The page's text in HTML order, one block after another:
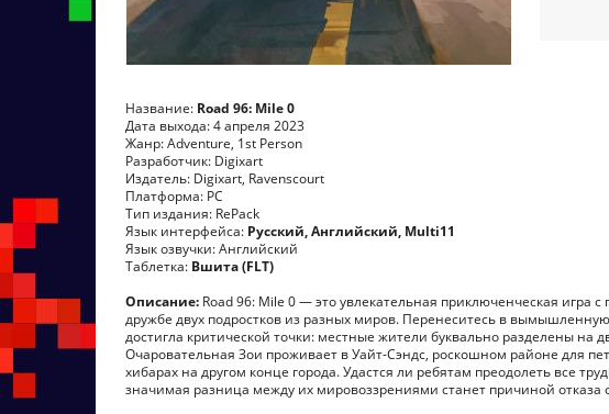
Название: Road 96: Mile 0
Дата выхода: 4 апреля 2023
Жанр: Adventure, 1st Person
Разработчик: Digixart
Издатель: Digixart, Ravenscourt
Платформа: PC
Тип издания: RePack
Язык интерфейса: Русский, Английский, Multi11
Язык озвучки: Английский
Таблетка: Вшита (FLT)
Описание: Road 96: Mile 0 — это увлекательная приключенческая игра
дружбе двух подростков из разных миров. Перенеситесь в
достигла критической точки: местные жители буквально разделены на
Очаровательная Зои проживает в Уайт-Сэндс, роскошном районе для
хибарах на другом конце города. Удастся ли ребятам преодолеть все
значимая разница между их мировоззрениями станет причиной